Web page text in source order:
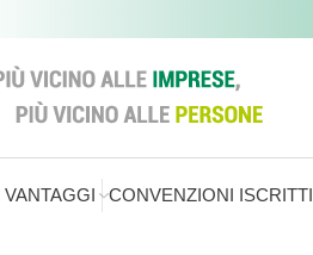
CONVENZIONI ISCRITTI